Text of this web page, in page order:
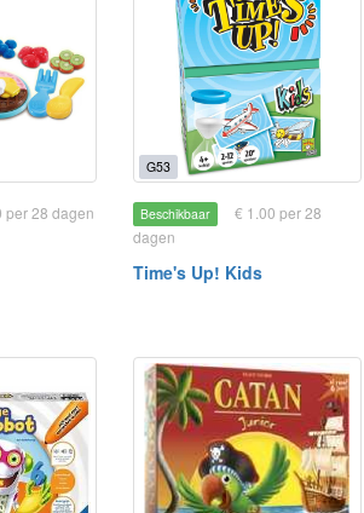
per 28 dagen
G53
Beschikbaar
€ 1.00 per 28
dagen
Time's Up! Kids